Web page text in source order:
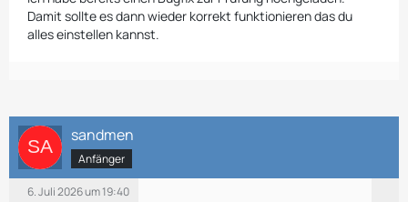
Damit sollte es dann wieder korrekt funktionieren das du
alles einstellen kannst.
sandmen
Anfänger
6. Juli 2026 um 19:40